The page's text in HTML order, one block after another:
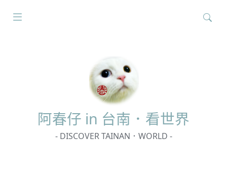
阿春仔 in 台南．看世界
- DISCOVER TAINAN．WORLD -